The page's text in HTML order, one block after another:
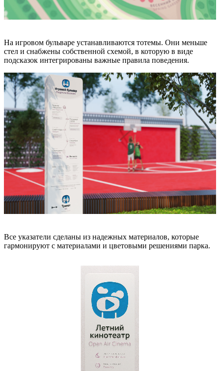
На игровом бульваре устанавливаются тотемы. Они меньше
стел и снабжены собственной схемой, в которую в виде
подсказок интегрированы важные правила поведения.
Все указатели сделаны из надежных материалов, которые
гармонируют с материалами и цветовыми решениями парка.